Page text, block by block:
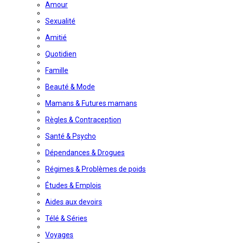
Amour
Sexualité
Amitié
Quotidien
Famille
Beauté & Mode
Mamans & Futures mamans
Règles & Contraception
Santé & Psycho
Dépendances & Drogues
Régimes & Problèmes de poids
Études & Emplois
Aides aux devoirs
Télé & Séries
Voyages